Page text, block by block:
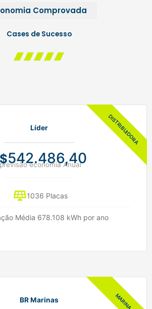
Comprovada
Cases de Sucesso
Líder
542.486,40
economia Anual
1036 Placas
Média 678.108 kWh por ano
BR Marinas